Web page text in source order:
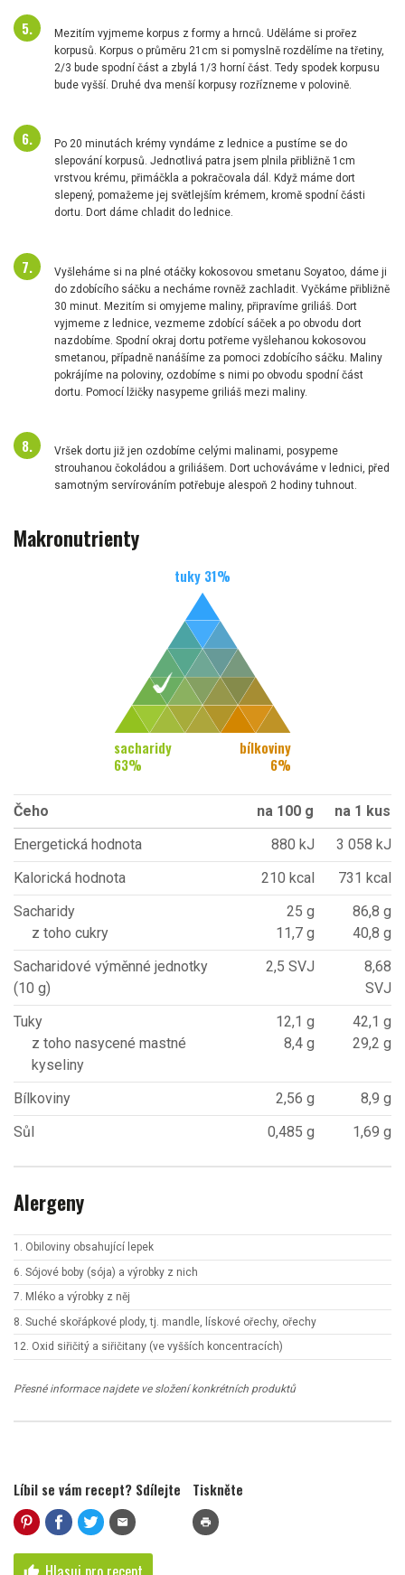
Mezitím vyjmeme korpus z formy a hrnců. Uděláme si prořez
korpusů. Korpus o průměru 21cm si pomyslně rozdělíme na třetiny,
2/3 bude spodní část a zbylá 1/3 horní část. Tedy spodek korpusu
bude vyšší. Druhé dva menší korpusy rozřízneme v polovině.
Po 20 minutách krémy vyndáme z lednice a pustíme se do
slepování korpusů. Jednotlivá patra jsem plnila přibližně 1cm
vrstvou krému, přimáčkla a pokračovala dál. Když máme dort
slepený, pomažeme jej světlejším krémem, kromě spodní části
dortu. Dort dáme chladit do lednice.
Vyšleháme si na plné otáčky kokosovou smetanu Soyatoo, dáme ji
do zdobícího sáčku a necháme rovněž zachladit. Vyčkáme přibližně
30 minut. Mezitím si omyjeme maliny, připravíme griliáš. Dort
vyjmeme z lednice, vezmeme zdobící sáček a po obvodu dort
nazdobíme. Spodní okraj dortu potřeme vyšlehanou kokosovou
smetanou, případně nanášíme za pomoci zdobícího sáčku. Maliny
pokrájíme na poloviny, ozdobíme s nimi po obvodu spodní část
dortu. Pomocí lžičky nasypeme griliáš mezi maliny.
Vršek dortu již jen ozdobíme celými malinami, posypeme
strouhanou čokoládou a griliášem. Dort uchováváme v lednici, před
samotným servírováním potřebuje alespoň 2 hodiny tuhnout.
Makronutrienty
tuky 31%
sacharidy
63%
bílkoviny
6%
Čeho na 100 g
na 1 kus
Energetická hodnota
880 kJ
3 058 kJ
Kalorická hodnota
210 kcal
731 kcal
Sacharidy
z toho cukry
25 g
11,7 g
86,8 g
40,8 g
Sacharidové výměnné jednotky
(10 g)
2,5 SVJ
8,68
SVJ
Tuky
z toho nasycené mastné
kyseliny
12,1 g
8,4 g
42,1 g
29,2 g
Bílkoviny 2,56 g
8,9 g
Sůl
0,485 g 1,69 g
Alergeny
1. Obiloviny obsahující lepek
6. Sójové boby (sója) a výrobky z nich
7. Mléko a výrobky z něj
8. Suché skořápkové plody, tj. mandle, lískové ořechy, ořechy
12. Oxid siřičitý a siřičitany (ve vyšších koncentracích)
Přesné informace najdete ve složení konkrétních produktů
Líbil se vám recept? Sdílejte
mail
Tiskněte
print
thumb_up